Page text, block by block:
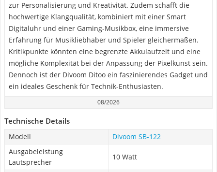
zur Personalisierung und Kreativität. Zudem schafft die
hochwertige Klangqualität, kombiniert mit einer Smart
Digitaluhr und einer Gaming-Musikbox, eine immersive
Erfahrung für Musikliebhaber und Spieler gleichermaßen.
Kritikpunkte könnten eine begrenzte Akkulaufzeit und eine
mögliche Komplexität bei der Anpassung der Pixelkunst sein.
Dennoch ist der Divoom Ditoo ein faszinierendes Gadget und
ein ideales Geschenk für Technik-Enthusiasten.
08/2026
Technische Details
Modell
Divoom SB-122
Ausgabeleistung
Lautsprecher
10 Watt